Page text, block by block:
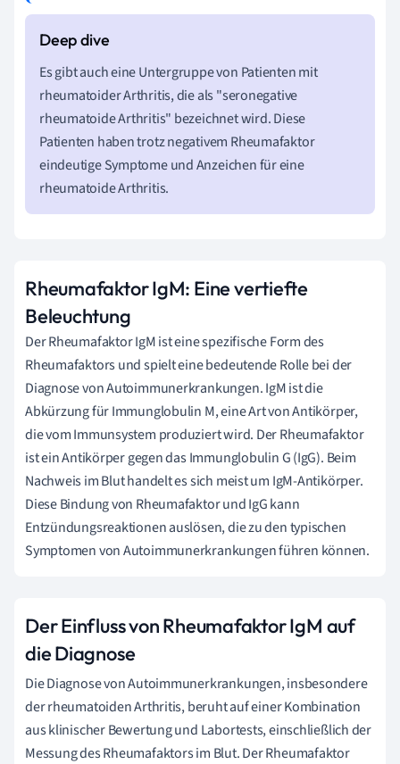
Es gibt auch eine Untergruppe von Patienten mit
rheumatoider Arthritis, die als "seronegative
rheumatoide Arthritis" bezeichnet wird. Diese
Patienten haben trotz negativem Rheumafaktor
eindeutige Symptome und Anzeichen für eine
rheumatoide Arthritis.
Rheumafaktor IgM: Eine vertiefte
Beleuchtung
Der Rheumafaktor IgM ist eine spezifische Form des
Rheumafaktors und spielt eine bedeutende Rolle bei der
Diagnose von Autoimmunerkrankungen. IgM ist die
Abkürzung für Immunglobulin M, eine Art von Antikörper,
die vom Immunsystem produziert wird. Der Rheumafaktor
ist ein Antikörper gegen das Immunglobulin G (IgG). Beim
Nachweis im Blut handelt es sich meist um IgM-Antikörper.
Diese Bindung von Rheumafaktor und IgG kann
Entzündungsreaktionen auslösen, die zu den typischen
Symptomen von Autoimmunerkrankungen führen können.
Der Einfluss von Rheumafaktor IgM auf
die Diagnose
Die Diagnose von Autoimmunerkrankungen, insbesondere
der rheumatoiden Arthritis, beruht auf einer Kombination
aus klinischer Bewertung und Labortests, einschließlich der
Messung des Rheumafaktors im Blut. Der Rheumafaktor